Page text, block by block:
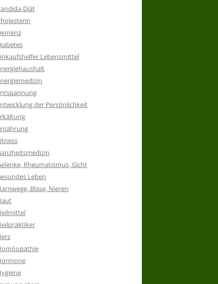
Diät
Lebensmittel
der Persönlichkeit
Rheumatismus, Gicht
Leben
Blase, Nieren